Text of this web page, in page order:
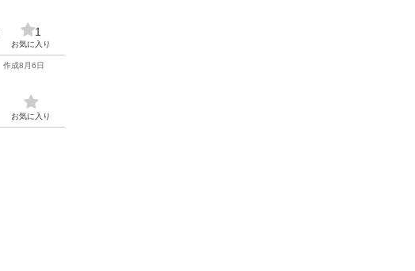
1
お気に入り
作成8月6日
お気に入り